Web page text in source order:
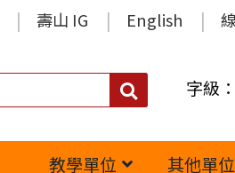
壽山 IG English
搜
字級：
教學單位 其他單位